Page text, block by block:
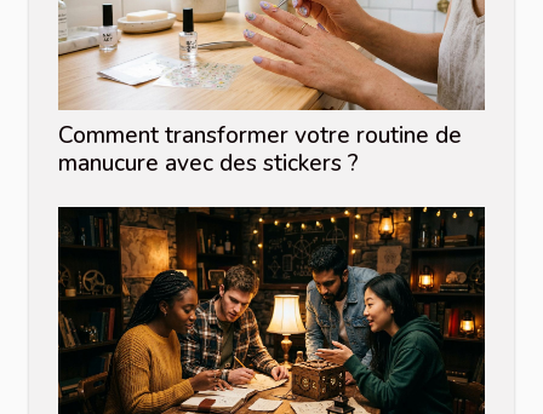
Comment transformer votre routine de
manucure avec des stickers ?